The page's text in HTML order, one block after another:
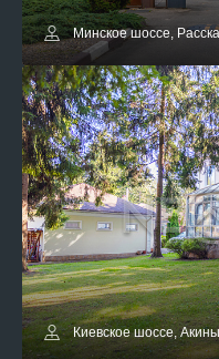
Минское шоссе,
Киевское шоссе,